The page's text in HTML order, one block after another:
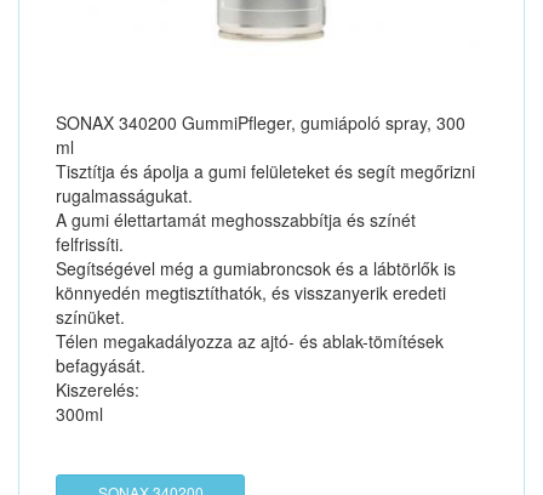
SONAX 340200 GummiPfleger, gumiápoló spray, 300
ml
Tisztítja és ápolja a gumi felületeket és segít megőrizni
rugalmasságukat.
A gumi élettartamát meghosszabbítja és színét
felfrissíti.
Segítségével még a gumiabroncsok és a lábtörlők is
könnyedén megtisztíthatók, és visszanyerik eredeti
színüket.
Télen megakadályozza az ajtó- és ablak-tömítések
befagyását.
Kiszerelés:
300ml